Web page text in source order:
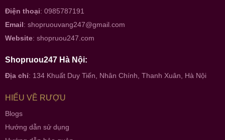
Điện thoại: 0985787191
Email: shopruouvang247@gmail.com
Website: shopruou247.com
Shopruou247 Hà Nội:
Địa chỉ: 134 Khuất Duy Tiến, Nhân Chính, Thanh Xuân, Hà Nội
HIỂU VỀ RƯỢU
Blogs
Hướng dẫn sử dụng